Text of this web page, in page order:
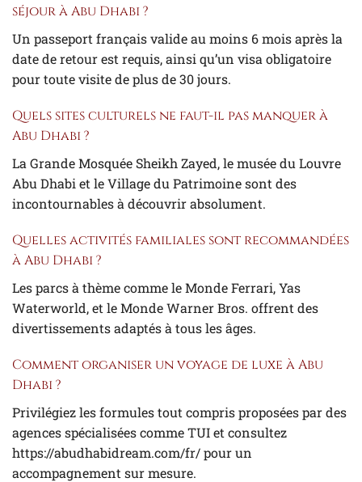
séjour à Abu Dhabi ?
Un passeport français valide au moins 6 mois après la
date de retour est requis, ainsi qu’un visa obligatoire
pour toute visite de plus de 30 jours.
Quels sites culturels ne faut-il pas manquer à
Abu Dhabi ?
La Grande Mosquée Sheikh Zayed, le musée du Louvre
Abu Dhabi et le Village du Patrimoine sont des
incontournables à découvrir absolument.
Quelles activités familiales sont recommandées
à Abu Dhabi ?
Les parcs à thème comme le Monde Ferrari, Yas
Waterworld, et le Monde Warner Bros. offrent des
divertissements adaptés à tous les âges.
Comment organiser un voyage de luxe à Abu
Dhabi ?
Privilégiez les formules tout compris proposées par des
agences spécialisées comme TUI et consultez
https://abudhabidream.com/fr/ pour un
accompagnement sur mesure.